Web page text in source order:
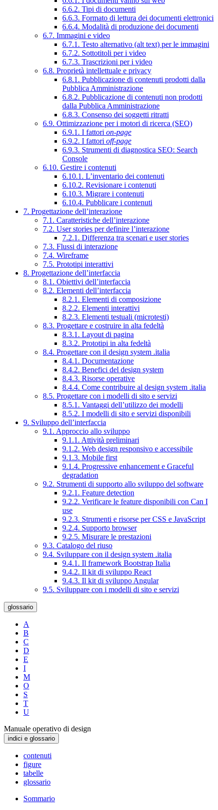
6.6.2. Tipi di documenti
6.6.3. Formato di lettura dei documenti elettronici
6.6.4. Modalità di produzione dei documenti
6.7. Immagini e video
6.7.1. Testo alternativo (alt text) per le immagini
6.7.2. Sottotitoli per i video
6.7.3. Trascrizioni per i video
6.8. Proprietà intellettuale e privacy
6.8.1. Pubblicazione di contenuti prodotti dalla
Pubblica Amministrazione
6.8.2. Pubblicazione di contenuti non prodotti
dalla Pubblica Amministrazione
6.8.3. Consenso dei soggetti ritratti
6.9. Ottimizzazione per i motori di ricerca (SEO)
6.9.1. I fattori on-page
6.9.2. I fattori off-page
6.9.3. Strumenti di diagnostica SEO: Search
Console
6.10. Gestire i contenuti
6.10.1. L’inventario dei contenuti
6.10.2. Revisionare i contenuti
6.10.3. Migrare i contenuti
6.10.4. Pubblicare i contenuti
7. Progettazione dell’interazione
7.1. Caratteristiche dell’interazione
7.2. User stories per definire l’interazione
7.2.1. Differenza tra scenari e user stories
7.3. Flussi di interazione
7.4. Wireframe
7.5. Prototipi interattivi
8. Progettazione dell’interfaccia
8.1. Obiettivi dell’interfaccia
8.2. Elementi dell’interfaccia
8.2.1. Elementi di composizione
8.2.2. Elementi interattivi
8.2.3. Elementi testuali (microtesti)
8.3. Progettare e costruire in alta fedeltà
8.3.1. Layout di pagina
8.3.2. Prototipi in alta fedeltà
8.4. Progettare con il design system .italia
8.4.1. Documentazione
8.4.2. Benefici del design system
8.4.3. Risorse operative
8.4.4. Come contribuire al design system .italia
8.5. Progettare con i modelli di sito e servizi
8.5.1. Vantaggi dell’utilizzo dei modelli
8.5.2. I modelli di sito e servizi disponibili
9. Sviluppo dell’interfaccia
9.1. Approccio allo sviluppo
9.1.1. Attività preliminari
9.1.2. Web design responsivo e accessibile
9.1.3. Mobile first
9.1.4. Progressive enhancement e Graceful
degradation
9.2. Strumenti di supporto allo sviluppo del software
9.2.1. Feature detection
9.2.2. Verificare le feature disponibili con Can I
use
9.2.3. Strumenti e risorse per CSS e JavaScript
9.2.4. Supporto browser
9.2.5. Misurare le prestazioni
9.3. Catalogo del riuso
9.4. Sviluppare con il design system .italia
9.4.1. Il framework Bootstrap Italia
9.4.2. Il kit di sviluppo React
9.4.3. Il kit di sviluppo Angular
9.5. Sviluppare con i modelli di sito e servizi
glossario
A
B
C
D
E
I
M
O
S
T
U
Manuale operativo di design
indici e glossario
contenuti
figure
tabelle
glossario
Sommario